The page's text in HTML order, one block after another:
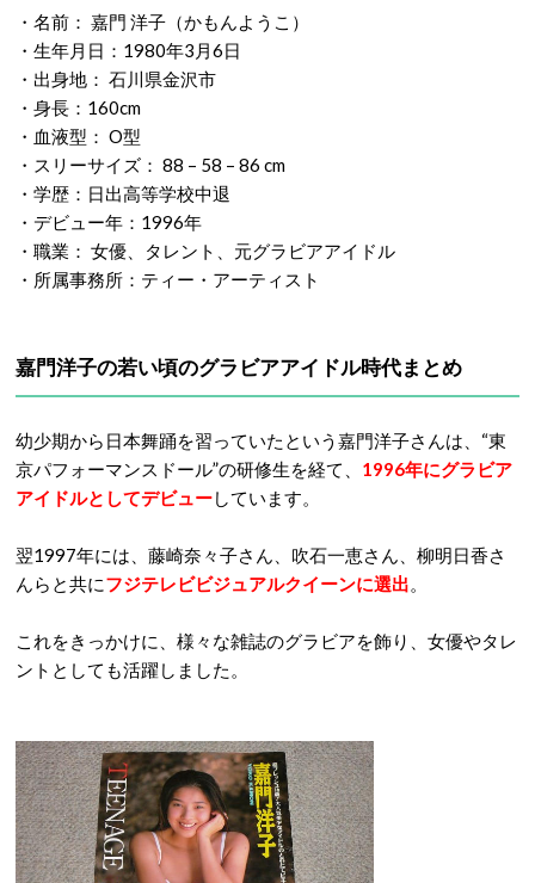
・名前： 嘉門 洋子（かもんようこ）
・生年月日：1980年3月6日
・出身地： 石川県金沢市
・身長：160cm
・血液型： O型
・スリーサイズ： 88 – 58 – 86 cm
・学歴：日出高等学校中退
・デビュー年：1996年
・職業： 女優、タレント、元グラビアアイドル
・所属事務所：ティー・アーティスト
嘉門洋子の若い頃のグラビアアイドル時代まとめ
幼少期から日本舞踊を習っていたという嘉門洋子さんは、“東
京パフォーマンスドール”の研修生を経て、 1996年にグラビア
アイドルとしてデビューしています。
翌1997年には、藤崎奈々子さん、吹石一恵さん、柳明日香さ
んらと共にフジテレビビジュアルクイーンに選出。
これをきっかけに、様々な雑誌のグラビアを飾り、女優やタレ
ントとしても活躍しました。